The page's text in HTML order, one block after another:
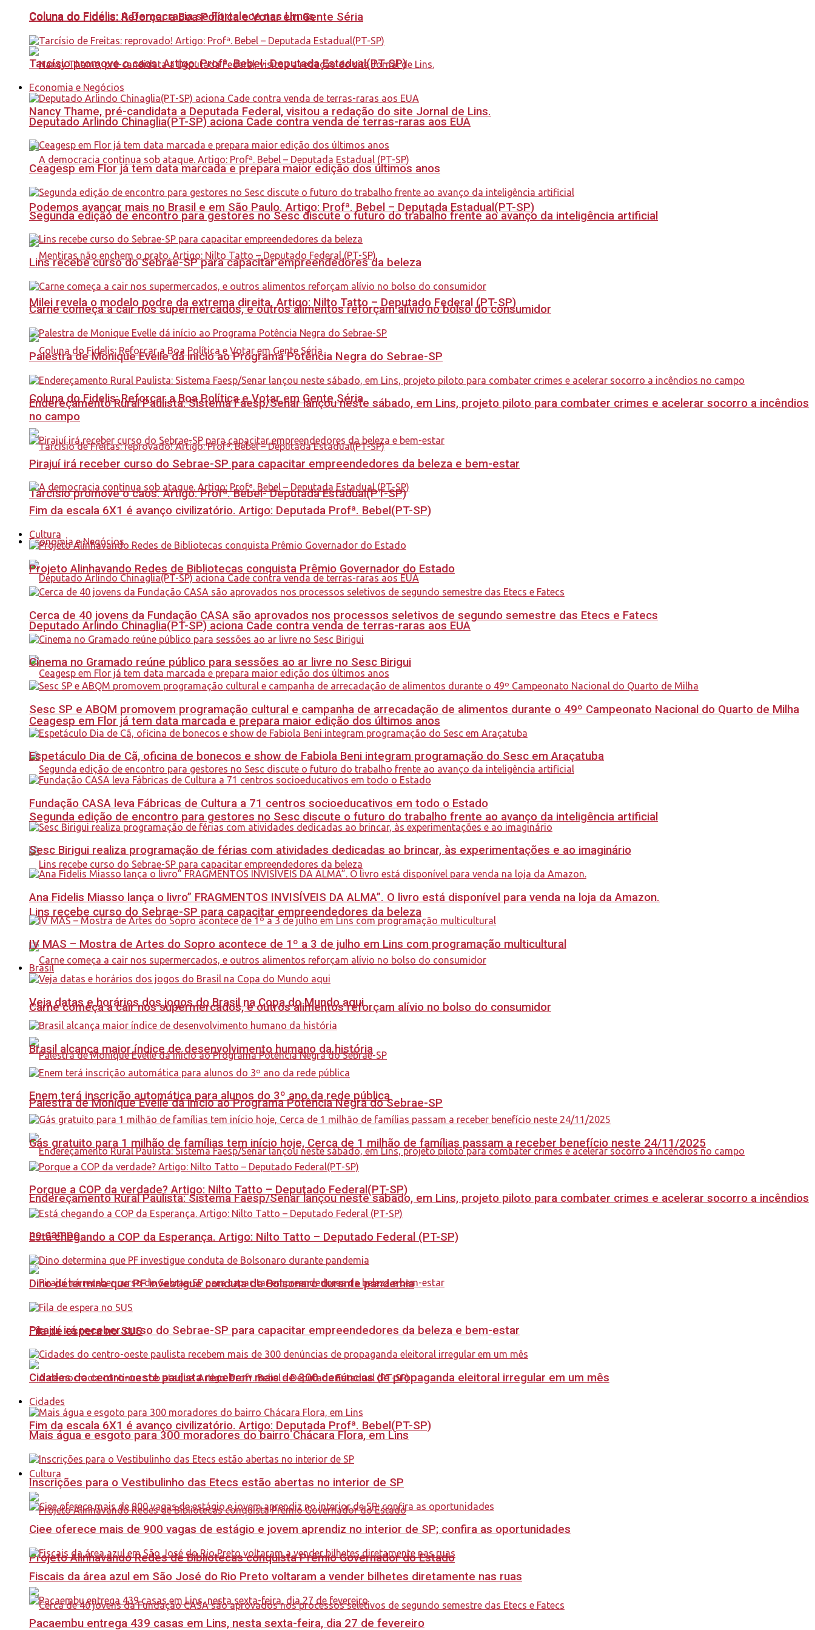
Coluna do Fidélis: A Democracia se Fortalece nas Urnas
Nancy Thame, pré-candidata a Deputada Federal, visitou a redação do site Jornal de Lins.
Podemos avançar mais no Brasil e em São Paulo. Artigo: Profª. Bebel – Deputada Estadual(PT-SP)
Milei revela o modelo podre da extrema direita. Artigo: Nilto Tatto – Deputado Federal (PT-SP)
Coluna do Fidelis: Reforçar a Boa Política e Votar em Gente Séria
Tarcísio promove o caos. Artigo: Profª. Bebel- Deputada Estadual(PT-SP)
Economia e Negócios
Deputado Arlindo Chinaglia(PT-SP) aciona Cade contra venda de terras-raras aos EUA
Ceagesp em Flor já tem data marcada e prepara maior edição dos últimos anos
Segunda edição de encontro para gestores no Sesc discute o futuro do trabalho frente ao avanço da inteligência artificial
Lins recebe curso do Sebrae-SP para capacitar empreendedores da beleza
Carne começa a cair nos supermercados, e outros alimentos reforçam alívio no bolso do consumidor
Palestra de Monique Evelle dá início ao Programa Potência Negra do Sebrae-SP
Endereçamento Rural Paulista: Sistema Faesp/Senar lançou neste sábado, em Lins, projeto piloto para combater crimes e acelerar socorro a incêndios
no campo
Pirajuí irá receber curso do Sebrae-SP para capacitar empreendedores da beleza e bem-estar
Fim da escala 6X1 é avanço civilizatório. Artigo: Deputada Profª. Bebel(PT-SP)
Cultura
Projeto Alinhavando Redes de Bibliotecas conquista Prêmio Governador do Estado
Coluna do Fidelis: Reforçar a Boa Política e Votar em Gente Séria
Tarcísio promove o caos. Artigo: Profª. Bebel- Deputada Estadual(PT-SP)
Economia e Negócios
Deputado Arlindo Chinaglia(PT-SP) aciona Cade contra venda de terras-raras aos EUA
Ceagesp em Flor já tem data marcada e prepara maior edição dos últimos anos
Segunda edição de encontro para gestores no Sesc discute o futuro do trabalho frente ao avanço da inteligência artificial
Lins recebe curso do Sebrae-SP para capacitar empreendedores da beleza
Carne começa a cair nos supermercados, e outros alimentos reforçam alívio no bolso do consumidor
Palestra de Monique Evelle dá início ao Programa Potência Negra do Sebrae-SP
Endereçamento Rural Paulista: Sistema Faesp/Senar lançou neste sábado, em Lins, projeto piloto para combater crimes e acelerar socorro a incêndios
no campo
Pirajuí irá receber curso do Sebrae-SP para capacitar empreendedores da beleza e bem-estar
Fim da escala 6X1 é avanço civilizatório. Artigo: Deputada Profª. Bebel(PT-SP)
Cultura
Projeto Alinhavando Redes de Bibliotecas conquista Prêmio Governador do Estado
Cerca de 40 jovens da Fundação CASA são aprovados nos processos seletivos de segundo semestre das Etecs e Fatecs
Cinema no Gramado reúne público para sessões ao ar livre no Sesc Birigui
Sesc SP e ABQM promovem programação cultural e campanha de arrecadação de alimentos durante o 49º Campeonato Nacional do Quarto de Milha
Espetáculo Dia de Cã, oficina de bonecos e show de Fabiola Beni integram programação do Sesc em Araçatuba
Fundação CASA leva Fábricas de Cultura a 71 centros socioeducativos em todo o Estado
Sesc Birigui realiza programação de férias com atividades dedicadas ao brincar, às experimentações e ao imaginário
Ana Fidelis Miasso lança o livro” FRAGMENTOS INVISÍVEIS DA ALMA”. O livro está disponível para venda na loja da Amazon.
IV MAS – Mostra de Artes do Sopro acontece de 1º a 3 de julho em Lins com programação multicultural
Brasil
Veja datas e horários dos jogos do Brasil na Copa do Mundo aqui
Brasil alcança maior índice de desenvolvimento humano da história
Enem terá inscrição automática para alunos do 3º ano da rede pública
Gás gratuito para 1 milhão de famílias tem início hoje, Cerca de 1 milhão de famílias passam a receber benefício neste 24/11/2025
Porque a COP da verdade? Artigo: Nilto Tatto – Deputado Federal(PT-SP)
Está chegando a COP da Esperança. Artigo: Nilto Tatto – Deputado Federal (PT-SP)
Dino determina que PF investigue conduta de Bolsonaro durante pandemia
Fila de espera no SUS
Cidades do centro-oeste paulista recebem mais de 300 denúncias de propaganda eleitoral irregular em um mês
Cidades
Mais água e esgoto para 300 moradores do bairro Chácara Flora, em Lins
Inscrições para o Vestibulinho das Etecs estão abertas no interior de SP
Ciee oferece mais de 900 vagas de estágio e jovem aprendiz no interior de SP; confira as oportunidades
Fiscais da área azul em São José do Rio Preto voltaram a vender bilhetes diretamente nas ruas
Pacaembu entrega 439 casas em Lins, nesta sexta-feira, dia 27 de fevereiro